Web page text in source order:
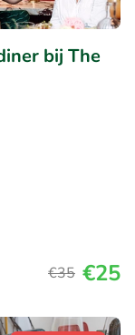
bij The
€35 €25